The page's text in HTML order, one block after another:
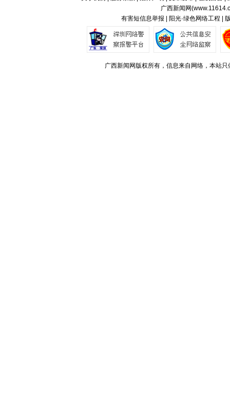
广西新闻网(
有害短信息举报 | 阳光·绿色网络工程 |
广西新闻网版权所有，信息来自网络，本站